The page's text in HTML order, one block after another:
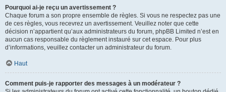
Pourquoi ai-je reçu un avertissement ?
Chaque forum a son propre ensemble de règles. Si vous ne respectez pas une
de ces règles, vous recevrez un avertissement. Veuillez noter que cette
décision n’appartient qu’aux administrateurs du forum, phpBB Limited n’est en
aucun cas responsable du règlement instauré sur cet espace. Pour plus
d’informations, veuillez contacter un administrateur du forum.
Haut
Comment puis-je rapporter des messages à un modérateur ?